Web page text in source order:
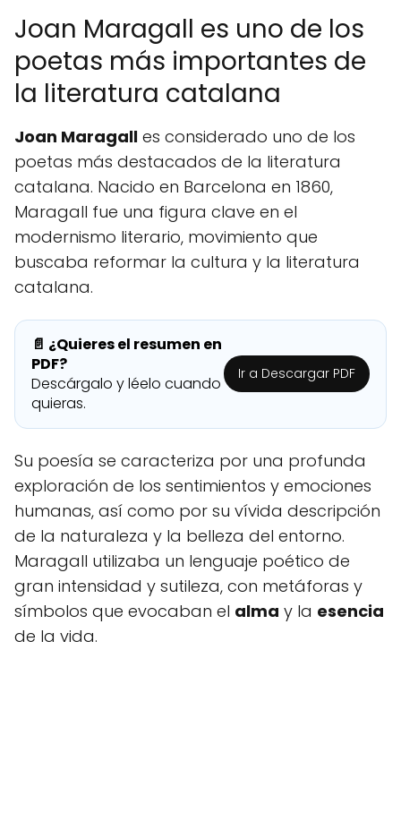
Joan Maragall es uno de los
poetas más importantes de
la literatura catalana
Joan Maragall es considerado uno de los
poetas más destacados de la literatura
catalana. Nacido en Barcelona en 1860,
Maragall fue una figura clave en el
modernismo literario, movimiento que
buscaba reformar la cultura y la literatura
catalana.
📄 ¿Quieres el resumen en
PDF?
Descárgalo y léelo cuando
quieras.
Ir a Descargar PDF
Su poesía se caracteriza por una profunda
exploración de los sentimientos y emociones
humanas, así como por su vívida descripción
de la naturaleza y la belleza del entorno.
Maragall utilizaba un lenguaje poético de
gran intensidad y sutileza, con metáforas y
símbolos que evocaban el alma y la esencia
de la vida.